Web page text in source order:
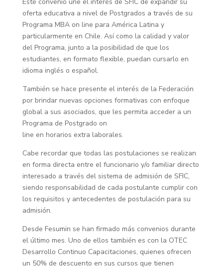
Este convenio une el interés de SFIC de expandir su
oferta educativa a nivel de Postgrados a través de su
Programa MBA on line para América Latina y
particularmente en Chile. Así como la calidad y valor
del Programa, junto a la posibilidad de que los
estudiantes, en formato flexible, puedan cursarlo en
idioma inglés o español.
También se hace presente el interés de la Federación
por brindar nuevas opciones formativas con enfoque
global a sus asociados, que les permita acceder a un
Programa de Postgrado on
line en horarios extra laborales.
Cabe recordar que todas las postulaciones se realizan
en forma directa entre el funcionario y/o familiar directo
interesado a través del sistema de admisión de SFIC,
siendo responsabilidad de cada postulante cumplir con
los requisitos y antecedentes de postulación para su
admisión.
Desde Fesumin se han firmado más convenios durante
el último mes. Uno de ellos también es con la OTEC
Desarrollo Continuo Capacitaciones, quienes ofrecen
un 50% de descuento en sus cursos que tienen